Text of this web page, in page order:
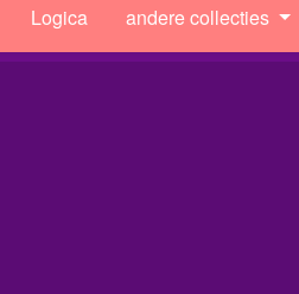
Logica andere collecties